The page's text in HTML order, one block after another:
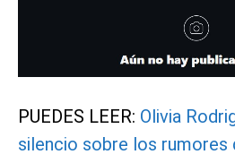
PUEDES LEER: Olivia
silencio sobre los rumores